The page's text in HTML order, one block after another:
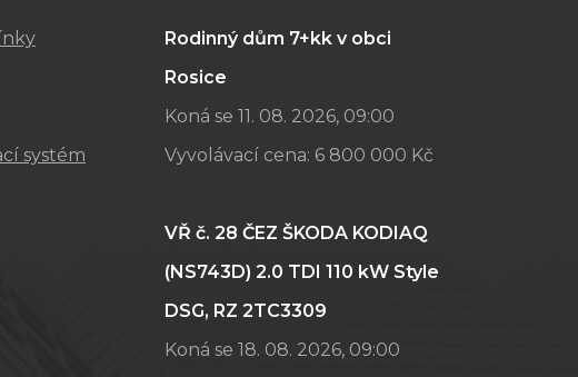
systém
Rodinný dům 7+kk v obci
Rosice
Koná se 11. 08. 2026, 09:00
Vyvolávací cena: 6 800 000 Kč
VŘ č. 28 ČEZ ŠKODA KODIAQ
(NS743D) 2.0 TDI 110 kW Style
DSG, RZ 2TC3309
Koná se 18. 08. 2026, 09:00